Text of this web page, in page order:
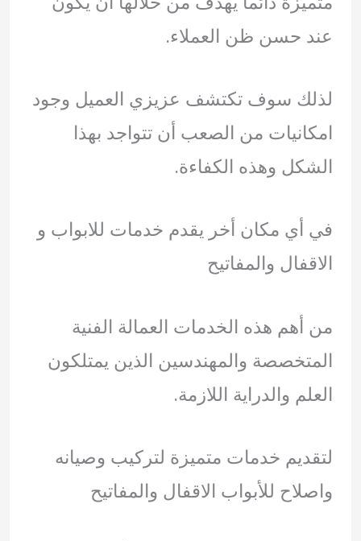
عند حسن ظن العملاء.
لذلك سوف تكتشف عزيزي العميل وجود
امكانيات من الصعب أن تتواجد بهذا
الشكل وهذه الكفاءة.
في أي مكان أخر يقدم خدمات للابواب و
الاقفال والمفاتيح
من أهم هذه الخدمات العمالة الفنية
المتخصصة والمهندسين الذين يمتلكون
العلم والدراية اللازمة.
لتقديم خدمات متميزة لتركيب وصيانه
واصلاح للأبواب الاقفال والمفاتيح